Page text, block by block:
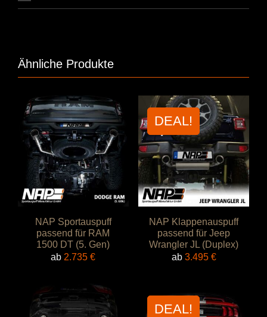
Ähnliche Produkte
NAP Sportauspuff
passend für RAM
1500 DT (5. Gen)
ab 2.735€
DEAL!
NAP Klappenauspuff
passend für Jeep
Wrangler JL (Duplex)
ab 3.495 €
DEAL!